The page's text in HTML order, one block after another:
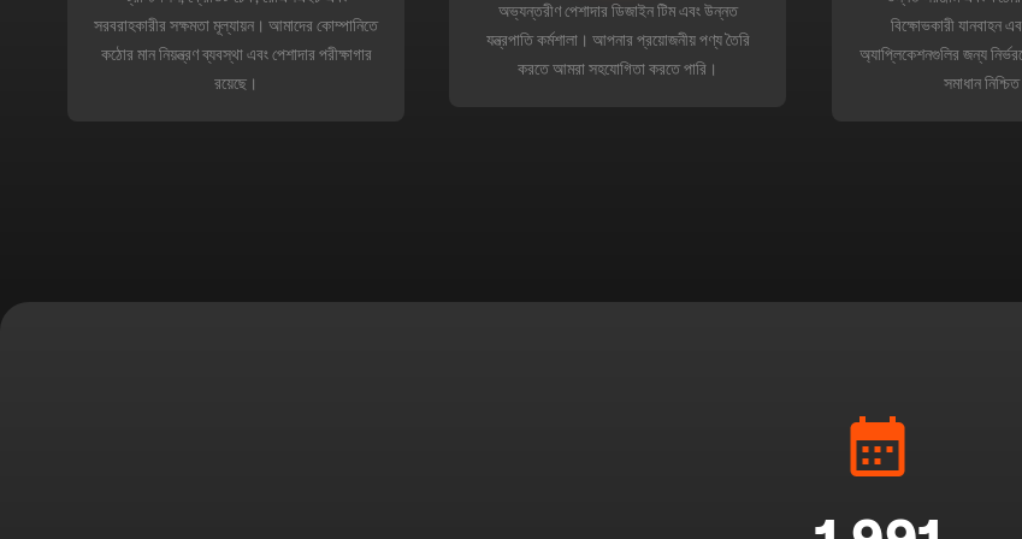
সরবরাহকারীর সক্ষমতা মূল্যায়ন। আমাদের কোম্পানিতে
কঠোর মান নিয়ন্ত্রণ ব্যবস্থা এবং পেশাদার পরীক্ষাগার
রয়েছে।
অভ্যন্তরীণ পেশাদার ডিজাইন টিম এবং উন্নত
যন্ত্রপাতি কর্মশালা। আপনার প্রয়োজনীয় পণ্য তৈরি
করতে আমরা সহযোগিতা করতে পারি।
বিক্ষোভকারী যানবাহন
অ্যাপ্লিকেশনগুলির জন্য
সমাধান